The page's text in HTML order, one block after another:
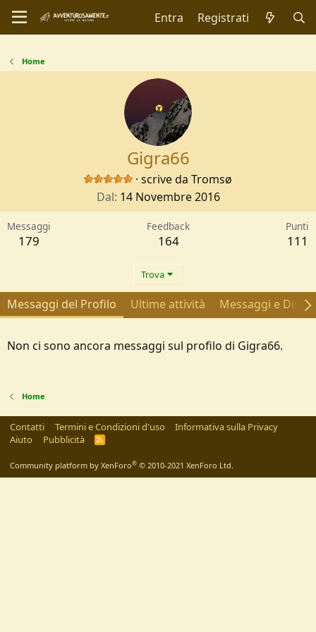
Entra Registrati
Home
Gigra66
· scrive da Tromsø
Dal 14 Novembre 2016
Messaggi
179
Feedback
164
Punti
111
Trova
Messaggi del Profilo Ultime attività Messaggi e
Non ci sono ancora messaggi sul profilo di Gigra66.
Home
Contatti Termini e Condizioni d'uso
Informativa sulla Privacy
Aiuto
Pubblicità
R
Community platform by XenForo® © 2010-2021 XenForo Ltd.